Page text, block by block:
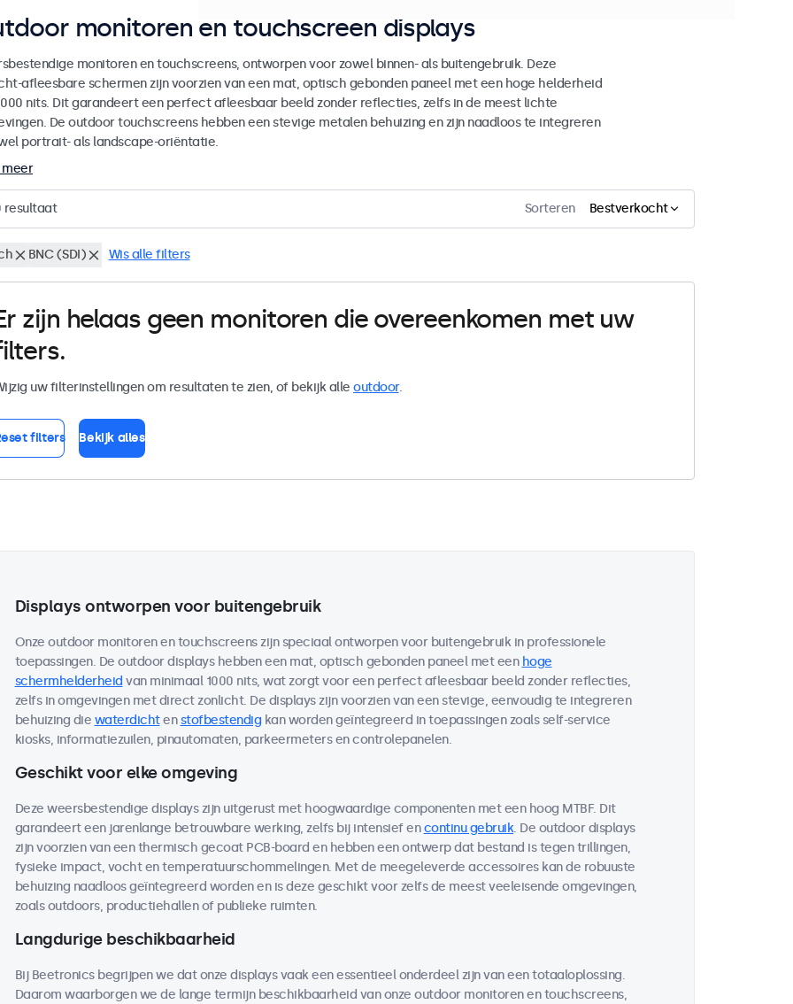
monitoren en touchscreen displays
monitoren en touchscreens, ontworpen voor zowel binnen- als buitengebruik. Deze
afleesbare schermen zijn voorzien van een mat, optisch gebonden paneel met een hoge helderheid
nits. Dit garandeert een perfect afleesbaar beeld zonder reflecties, zelfs in de meest lichte
De outdoor touchscreens hebben een stevige metalen behuizing en zijn naadloos te integreren
portrait- als landscape-oriëntatie.
meer
resultaat Sorteren Bestverkocht
BNC (SDI) Wis alle filters
zijn helaas geen monitoren die overeenkomen met uw
uw filterinstellingen om resultaten te zien, of bekijk alle outdoor.
filters Bekijk alles
Displays ontworpen voor buitengebruik
Onze outdoor monitoren en touchscreens zijn speciaal ontworpen voor buitengebruik in professionele
toepassingen. De outdoor displays hebben een mat, optisch gebonden paneel met een hoge
schermhelderheid van minimaal 1000 nits, wat zorgt voor een perfect afleesbaar beeld zonder reflecties,
zelfs in omgevingen met direct zonlicht. De displays zijn voorzien van een stevige, eenvoudig te integreren
behuizing die waterdichtenstofbestendig kan worden geïntegreerd in toepassingen zoals self-service
kiosks, informatiezuilen, pinautomaten, parkeermeters en controlepanelen.
Geschikt voor elke omgeving
Deze weersbestendige displays zijn uitgerust met hoogwaardige componenten met een hoog MTBF. Dit
garandeert een jarenlange betrouwbare werking, zelfs bij intensief encontinu gebruik. De outdoor displays
zijn voorzien van een thermisch gecoat PCB-board en hebben een ontwerp dat bestand is tegen trillingen,
fysieke impact, vocht en temperatuurschommelingen. Met de meegeleverde accessoires kan de robuuste
behuizing naadloos geïntegreerd worden en is deze geschikt voor zelfs de meest veeleisende omgevingen,
zoals outdoors, productiehallen of publieke ruimten.
Langdurige beschikbaarheid
Bij Beetronics begrijpen we dat onze displays vaak een essentieel onderdeel zijn van een totaaloplossing.
Daarom waarborgen we de lange termijn beschikbaarheid van onze outdoor monitoren en touchscreens,